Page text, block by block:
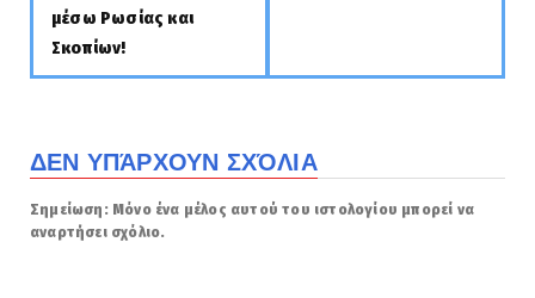
μέσω Ρωσίας και
Σκοπίων!
ΔΕΝ ΥΠΆΡΧΟΥΝ ΣΧΌΛΙΑ
Σημείωση: Μόνο ένα μέλος αυτού του ιστολογίου μπορεί να
αναρτήσει σχόλιο.